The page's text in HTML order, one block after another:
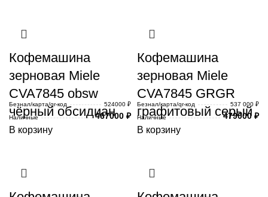
Кофемашина
зерновая Miele
CVA7845 obsw
чёрный обсидиан
Безнал/карта/qr-код
524000 ₽
Наличные
467000 ₽
В корзину
Кофемашина
зерновая Miele
CVA7845 GRGR
графитовый серый
Безнал/карта/qr-код
537 000 ₽
Наличные
479000 ₽
В корзину